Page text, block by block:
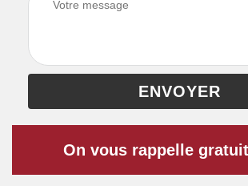
On vous rappelle